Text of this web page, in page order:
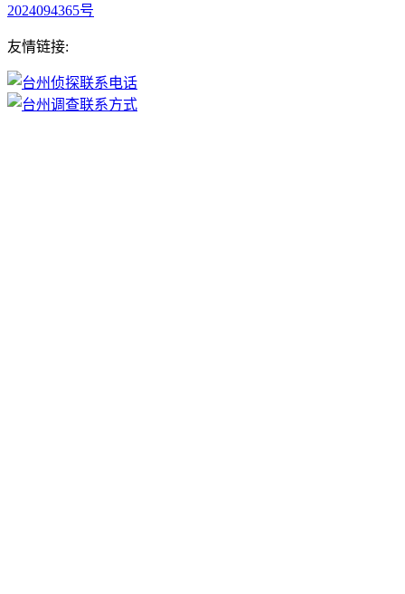
2024094365号
友情链接: